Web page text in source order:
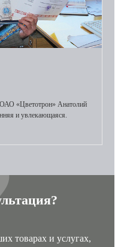
«Цветотрон» Анатолий
и увлекающаяся.
товарах и услугах,